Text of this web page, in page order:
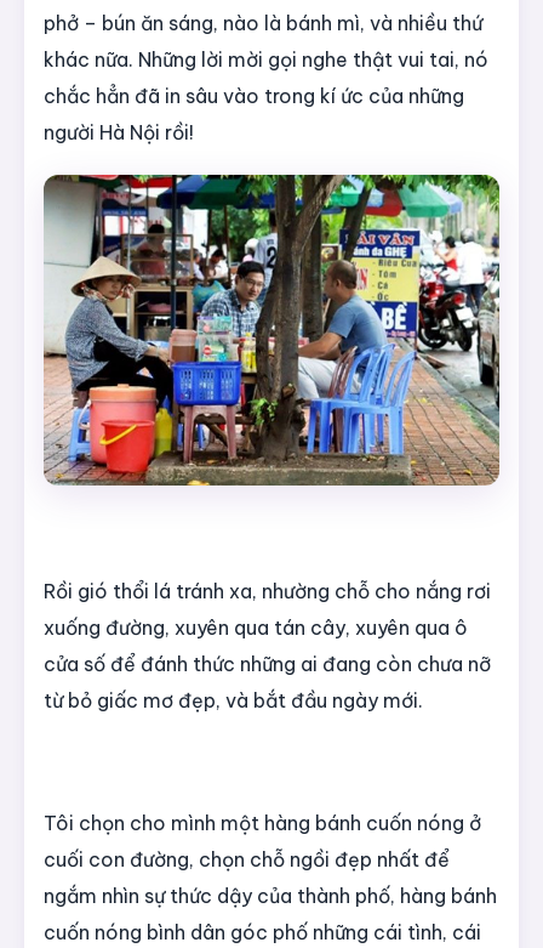
phở – bún ăn sáng, nào là bánh mì, và nhiều thứ
khác nữa. Những lời mời gọi nghe thật vui tai, nó
chắc hẳn đã in sâu vào trong kí ức của những
người Hà Nội rồi!
Rồi gió thổi lá tránh xa, nhường chỗ cho nắng rơi
xuống đường, xuyên qua tán cây, xuyên qua ô
cửa số để đánh thức những ai đang còn chưa nỡ
từ bỏ giấc mơ đẹp, và bắt đầu ngày mới.
Tôi chọn cho mình một hàng bánh cuốn nóng ở
cuối con đường, chọn chỗ ngồi đẹp nhất để
ngắm nhìn sự thức dậy của thành phố, hàng bánh
cuốn nóng bình dân góc phố những cái tình, cái